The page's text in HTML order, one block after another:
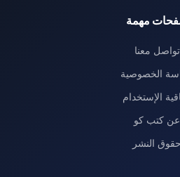
مهمة
تواصل معنا
الخصوصية
الإستخدام
عن كتب كو
حقوق النشر